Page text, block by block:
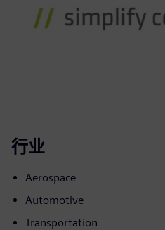
行业
Aerospace
Automotive
Transportation